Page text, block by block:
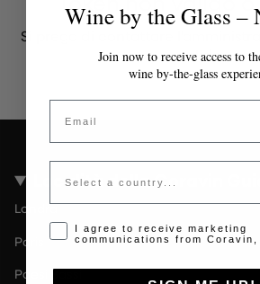
Si prega di contattare
valido.
Località della Coravin
Londra
Paris
Paesi Bassi
Wine by the Glass –
Join now to receive access to
wine by-the-glass
Email
Country
Opt-in disclaimer
I agree to receive marketing
communications from Coravin,